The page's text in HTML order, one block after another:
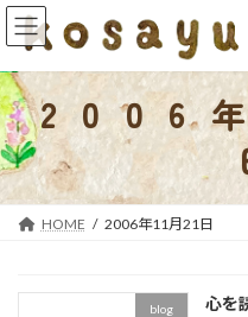
コ
ン
ン
ツ
へ
ス
キ
ッ
ナ
ビ
ー
シ
ョ
ン
に
移
2006
HOME 2006年11月21日
blog 心を